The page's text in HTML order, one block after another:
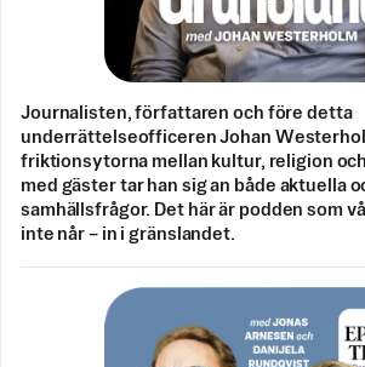
Journalisten, författaren och före detta
underrättelseofficeren Johan
friktionsytorna mellan kultur, religion och
med gäster tar han sig an både aktuella
samhällsfrågor. Det här är podden som
inte når – in i gränslandet.